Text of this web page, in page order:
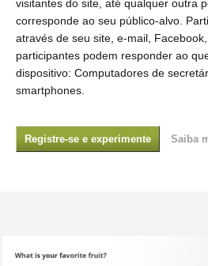
visitantes do site, até qualquer outra
corresponde ao seu público-alvo.
através de seu site, e-mail,
participantes podem responder ao
dispositivo: Computadores de
smartphones.
Registre-se e experimente Saiba